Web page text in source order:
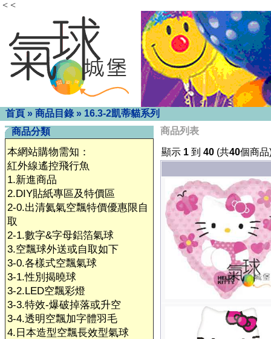
< <
首頁 » 商品目錄 » 16.3-2凱蒂貓系列
商品分類
本網站購物需知：
紅外線遙控飛行魚
1.新進商品
2.DIY貼紙專區及特價區
2-0.出清氦氣空飄特價優惠限自
取
2-1.數字&字母鋁箔氣球
3.空飄球外送或自取如下
3-0.各樣式空飄氣球
3-1.性別揭曉球
3-2.LED空飄彩燈
3-3.特效-爆破掉落或升空
3-4.透明空飄加字體羽毛
4.日本造型空飄長效型氣球
商品列表
顯示 1 到 40 (共40個商品